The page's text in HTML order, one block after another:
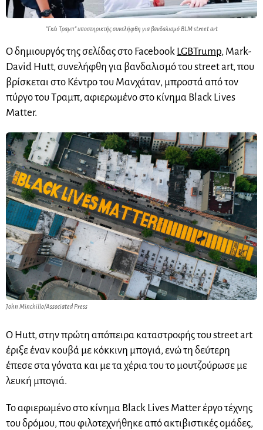
"Γκέι Τραμπ" υποστηρικτής συνελήφθη για βανδαλισμό BLM street art
Ο δημιουργός της σελίδας στο Facebook LGBTrump, Mark-
David Hutt, συνελήφθη για βανδαλισμό του street art, που
βρίσκεται στο Κέντρο του Μανχάταν, μπροστά από τον
πύργο του Τραμπ, αφιερωμένο στο κίνημα Black Lives
Matter.
John Minchillo/Associated Press
Ο Hutt, στην πρώτη απόπειρα καταστροφής του street art
έριξε έναν κουβά με κόκκινη μπογιά, ενώ τη δεύτερη
έπεσε στα γόνατα και με τα χέρια του το μουτζούρωσε με
λευκή μπογιά.
Το αφιερωμένο στο κίνημα Black Lives Matter έργο τέχνης
του δρόμου, που φιλοτεχνήθηκε από ακτιβιστικές ομάδες,